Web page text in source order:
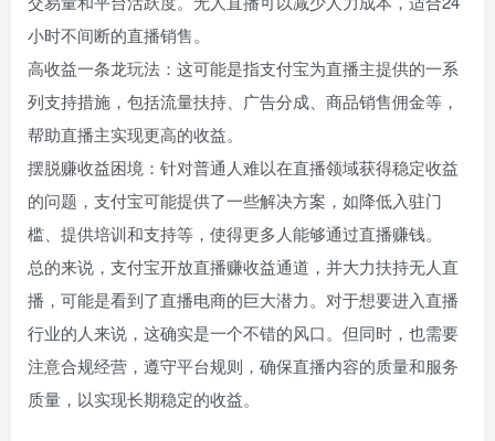
小时不间断的直播销售。
高收益一条龙玩法：这可能是指支付宝为直播主提供的一系
列支持措施，包括流量扶持、广告分成、商品销售佣金等，
帮助直播主实现更高的收益。
摆脱赚收益困境：针对普通人难以在直播领域获得稳定收益
的问题，支付宝可能提供了一些解决方案，如降低入驻门
槛、提供培训和支持等，使得更多人能够通过直播赚钱。
总的来说，支付宝开放直播赚收益通道，并大力扶持无人直
播，可能是看到了直播电商的巨大潜力。对于想要进入直播
行业的人来说，这确实是一个不错的风口。但同时，也需要
注意合规经营，遵守平台规则，确保直播内容的质量和服务
质量，以实现长期稳定的收益。